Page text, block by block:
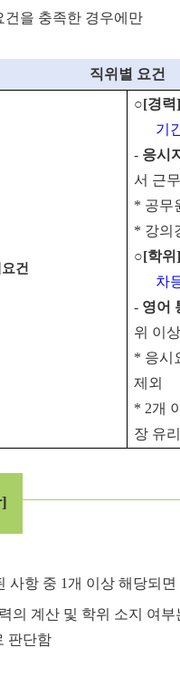
건을 충족한 경우에만
직위별 요건
건
○[경력
기
- 응시
서 근
* 공무
* 강의
○[학위
차
- 영어
위 이상
* 응시
제외
* 2개
장 유
]
사항 중 1 개 이상 해당되
의 계산 및 학위 소지 여
판단함